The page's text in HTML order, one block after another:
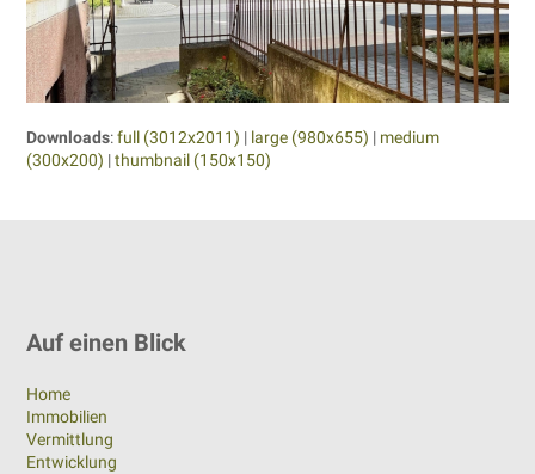
Downloads:full (3012x2011) | large (980x655) | medium
(300x200) |thumbnail (150x150)
Auf einen Blick
Home
Immobilien
Vermittlung
Entwicklung